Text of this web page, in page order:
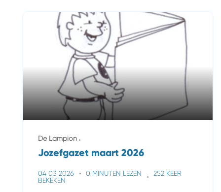
De Lampion
Jozefgazet maart 2026
04 03 2026 0 MINUTEN LEZEN
252 KEER
BEKEKEN